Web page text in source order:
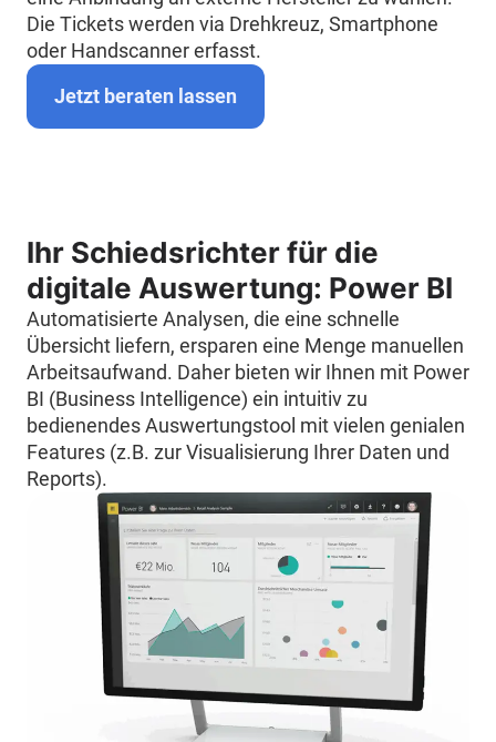
Die Tickets werden via Drehkreuz, Smartphone
oder Handscanner erfasst.
Jetzt beraten lassen
Ihr Schiedsrichter für die
digitale Auswertung: Power BI
Automatisierte Analysen, die eine schnelle
Übersicht liefern, ersparen eine Menge manuellen
Arbeitsaufwand. Daher bieten wir Ihnen mit Power
BI (Business Intelligence) ein intuitiv zu
bedienendes Auswertungstool mit vielen genialen
Features (z.B. zur Visualisierung Ihrer Daten und
Reports).